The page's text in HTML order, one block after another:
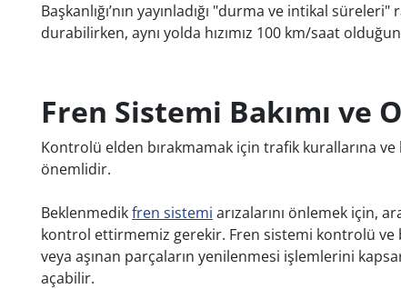
Başkanlığı’nın yayınladığı "durma ve intikal
durabilirken, aynı yolda hızımız 100 km/saat
Fren Sistemi Bakımı ve
Kontrolü elden bırakmamak için trafik kurallarına ve
önemlidir.
Beklenmedikfren sistemi arızalarını önlemek için,
kontrol ettirmemiz gerekir. Fren sistemi kontrolü ve
veya aşınan parçaların yenilenmesi işlemlerini
açabilir.